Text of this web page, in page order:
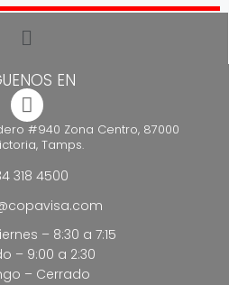
EN
#940 Zona Centro, 87000
Tamps.
318 4500
– 8:30 a 7:15
– 9:00 a 2:30
– Cerrado